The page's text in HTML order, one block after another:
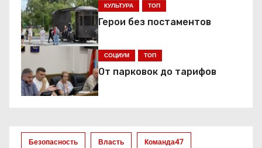
и
я
п
о
а
КУЛЬТУРА ТОП
Герои без постаментов
СОЦИУМ ТОП
От парковок до тарифов
Безопасность Власть Команда47